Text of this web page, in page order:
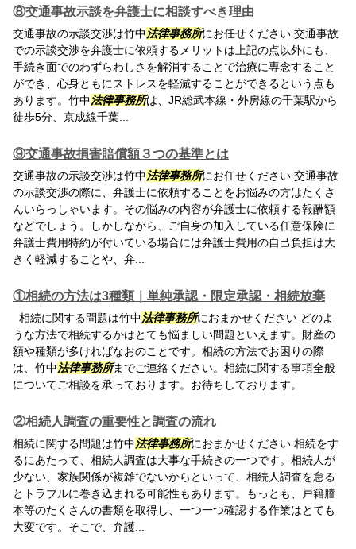
⑧交通事故示談を弁護士に相談すべき理由
交通事故の示談交渉は竹中法律事務所にお任せください 交通事故
での示談交渉を弁護士に依頼するメリットは上記の点以外にも、
手続き面でのわずらわしさを解消することで治療に専念すること
ができ、心身ともにストレスを軽減することができるという点も
あります。竹中法律事務所は、JR総武本線・外房線の千葉駅から
徒歩5分、京成線千葉...
⑨交通事故損害賠償額３つの基準とは
交通事故の示談交渉は竹中法律事務所にお任せください 交通事故
の示談交渉の際に、弁護士に依頼することをお悩みの方はたくさ
んいらっしゃいます。その悩みの内容が弁護士に依頼する報酬額
などでしょう。しかしながら、ご自身の加入している任意保険に
弁護士費用特約が付いている場合には弁護士費用の自己負担は大
きく軽減することや、弁...
①相続の方法は3種類｜単純承認・限定承認・相続放棄
相続に関する問題は竹中法律事務所におまかせください どのよ
うな方法で相続するかはとても悩ましい問題といえます。財産の
額や種類が多ければなおのことです。相続の方法でお困りの際
は、竹中法律事務所までご連絡ください。相続に関する事項全般
についてご相談を承っております。お待ちしております。
②相続人調査の重要性と調査の流れ
相続に関する問題は竹中法律事務所におまかせください 相続をす
るにあたって、相続人調査は大事な手続きの一つです。相続人が
少ない、家族関係が複雑でないからといって、相続人調査を怠る
とトラブルに巻き込まれる可能性もあります。もっとも、戸籍謄
本等のたくさんの書類を取得し、一つ一つ確認する作業はとても
大変です。そこで、弁護...